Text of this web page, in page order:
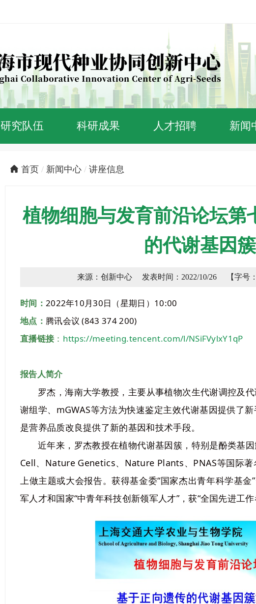
研究队伍 科研成果 人才招聘 新闻
首页 / 新闻中心 / 讲座信息
植物细胞与发育前沿论坛第
的代谢基因
来源：创新中心 发表时间：2022/10/26 【字号：
时间： 2022年10月30日（星期日）10:00
地点： 腾讯会议 (843 374 200)
直播链接 ： https://meeting.tencent.com/l/NSiFVylxY1qP
报告人简介
罗杰，海南大学教授，主要从事植物次生代谢调控及
谢组学、mGWAS等方法为快速鉴定主效代谢基因提供了
是营养品质改良提供了新的基因和技术手段。
近年来，罗杰教授在植物代谢基因簇，特别是酚类基
Cell、Nature Genetics、Nature Plants、PNAS等国际著
上做主题或大会报告。获得基金委“国家杰出青年科学基金
军人才和国家“中青年科技创新领军人才”，获“全国先进工作